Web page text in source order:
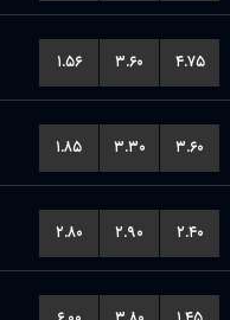
۱.۵۶ ۳.۶۰ ۴.۷۵
۱.۸۵ ۳.۳۰ ۳.۶۰
۲.۸۰ ۲.۹۰ ۲.۴۰